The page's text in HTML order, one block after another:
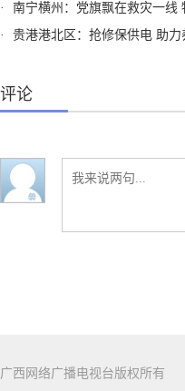
·
南宁横州：党旗飘在救灾一线
·
贵港港北区：抢修保供电 助力
评论
广西网络广播电视台版权所有